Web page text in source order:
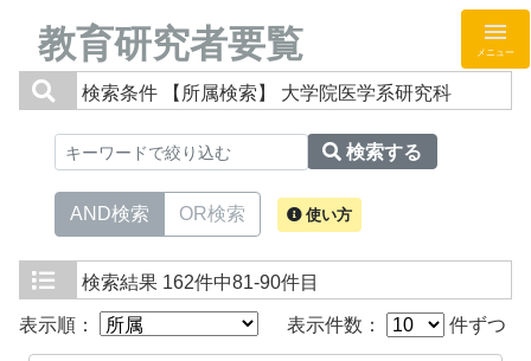
教育研究者要覧 メニュー
検索条件 【所属検索】 大学院医学系研究科
検索する
AND検索 OR検索 使い方
検索結果 162件中81-90件目
表示順： 表示件数： 件ずつ